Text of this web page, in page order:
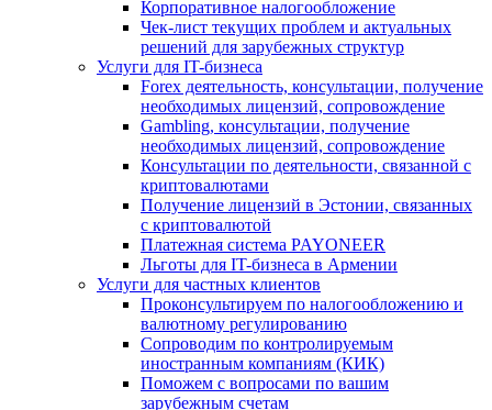
Корпоративное налогообложение
Чек-лист текущих проблем и актуальных
решений для зарубежных структур
Услуги для IT-бизнеса
Forex деятельность, консультации, получение
необходимых лицензий, сопровождение
Gambling, консультации, получение
необходимых лицензий, сопровождение
Консультации по деятельности, связанной с
криптовалютами
Получение лицензий в Эстонии, связанных
с криптовалютой
Платежная система PAYONEER
Льготы для IT-бизнеса в Армении
Услуги для частных клиентов
Проконсультируем по налогообложению и
валютному регулированию
Сопроводим по контролируемым
иностранным компаниям (КИК)
Поможем с вопросами по вашим
зарубежным счетам